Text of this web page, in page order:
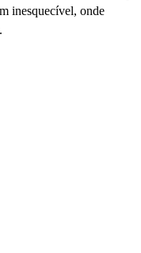
inesquecível, onde